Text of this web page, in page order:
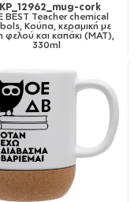
cork
BEST Teacher chemical
Κούπα, κεραμική με
φελού και καπάκι (ΜΑΤ),
330ml